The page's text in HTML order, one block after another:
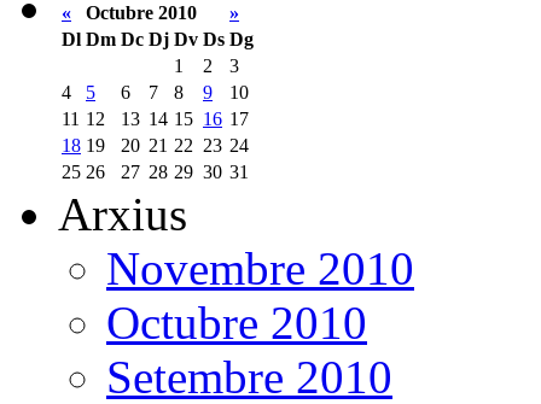
« Octubre 2010
»
Dl Dm Dc Dj Dv Ds Dg
1
2
3
4
5 6 7 8 9
10
11 12 13 14 15 16 17
18 19 20 21 22 23 24
25 26 27 28 29 30 31
Arxius
Novembre 2010
Octubre 2010
Setembre 2010